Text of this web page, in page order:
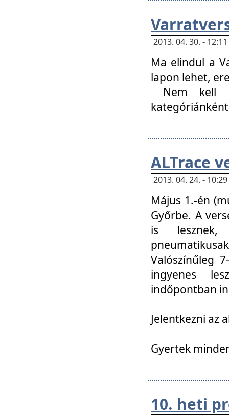
2013. 04. 30. -
Ma elindul a
lapon lehet,
Nem kell
ALTrace
2013. 04. 24. -
Május 1.-én
Győrbe. A
is lesznek,
Valószínűleg
ingyenes
indőpontban
Jelentkezni az
Gyertek
10. heti